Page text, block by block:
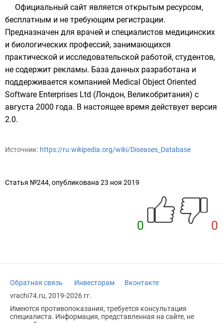
Официальный сайт является открытым ресурсом,
бесплатным и не требующим регистрации.
Предназначен для врачей и специалистов медицинских
и биологических профессий, занимающихся
практической и исследовательской работой, студентов,
не содержит рекламы. База данных разработана и
поддерживается компанией Medical Object Oriented
Software Enterprises Ltd (Лондон, Великобритания) с
августа 2000 года. В настоящее время действует версия
2.0.
Источник: https://ru.wikipedia.org/wiki/Diseases_Database
Статья №244, опубликована 23 ноя 2019
0 0
Обратная связь Инвесторам
Вконтакте
vrachi74.ru, 2019-2026 гг.
Имеются противопоказания, требуется консультация
специалиста. Информация, представленная на сайте, не